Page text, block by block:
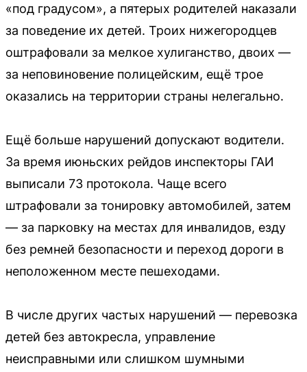
«под градусом», а пятерых родителей наказали
за поведение их детей. Троих нижегородцев
оштрафовали за мелкое хулиганство, двоих —
за неповиновение полицейским, ещё трое
оказались на территории страны нелегально.
Ещё больше нарушений допускают водители.
За время июньских рейдов инспекторы ГАИ
выписали 73 протокола. Чаще всего
штрафовали за тонировку автомобилей, затем
— за парковку на местах для инвалидов, езду
без ремней безопасности и переход дороги в
неположенном месте пешеходами.
В числе других частых нарушений — перевозка
детей без автокресла, управление
неисправными или слишком шумными